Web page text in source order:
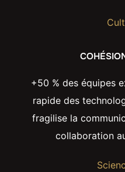
+50 % des équipes
rapide des
fragilise la
collaboration